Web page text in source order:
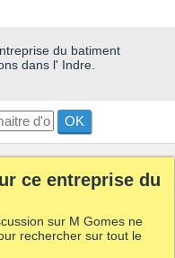
du batiment
dans l' Indre.
OK
ce entreprise du
sur M Gomes ne
rechercher sur tout le